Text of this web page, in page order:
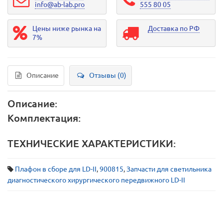
info@ab-lab.pro
555 80 05
Цены ниже рынка на
7%
Доставка по РФ
Описание Отзывы (0)
Описание:
Комплектация:
ТЕХНИЧЕСКИЕ ХАРАКТЕРИСТИКИ:
Плафон в сборе для LD-II,900815,Запчасти для светильника
диагностического хирургического передвижного LD-II